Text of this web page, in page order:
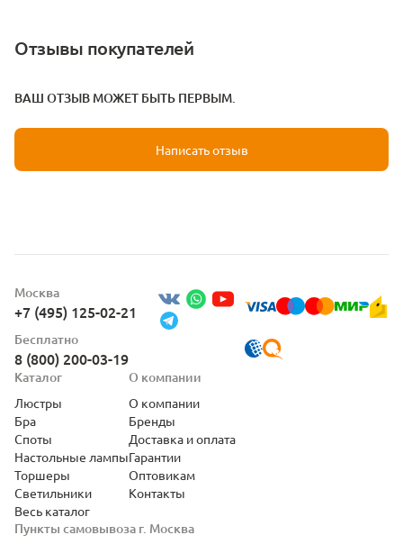
Отзывы покупателей
ВАШ ОТЗЫВ МОЖЕТ БЫТЬ ПЕРВЫМ.
Написать отзыв
Москва
+7 (495) 125-02-21
Бесплатно
8 (800) 200-03-19
Пункты самовывоза г. Москва
Каталог
Люстры
Бра
Споты
Настольные лампы
Торшеры
Светильники
Весь каталог
О компании
О компании
Бренды
Доставка и оплата
Гарантии
Оптовикам
Контакты